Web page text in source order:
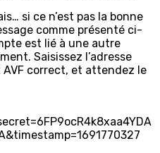
si ce n’est pas la bonne
comme présenté ci-
est lié à une autre
Saisissez l’adresse
correct, et attendez le